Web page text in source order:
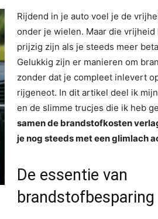
Rijdend in je auto voel je de
onder je wielen. Maar die
prijzig zijn als je steeds meer
Gelukkig zijn er manieren om
zonder dat je compleet inlevert
rijgeneot. In dit artikel deel ik
en de slimme trucjes die ik heb
samen de brandstofkosten
je nog steeds met een glimlach
De essentie van
brandstofbesparing